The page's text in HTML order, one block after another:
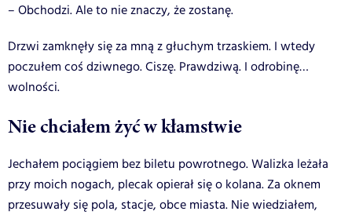
– Obchodzi. Ale to nie znaczy, że zostanę.
Drzwi zamknęły się za mną z głuchym trzaskiem. I wtedy
poczułem coś dziwnego. Ciszę. Prawdziwą. I odrobinę…
wolności.
Nie chciałem żyć w kłamstwie
Jechałem pociągiem bez biletu powrotnego. Walizka leżała
przy moich nogach, plecak opierał się o kolana. Za oknem
przesuwały się pola, stacje, obce miasta. Nie wiedziałem,